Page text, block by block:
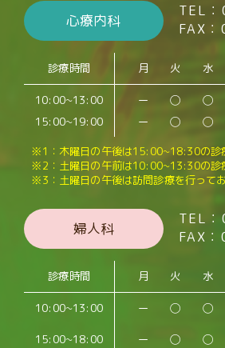
心療内科
TEL
FAX
診療時間 月 火 水
10:00~13:00
15:00~19:00
ー ◯ ◯
ー
◯ ◯
※1：木曜日の午後は15:00~18:30の診
※2：土曜日の午前は10:00~13:30の診
※3：土曜日の午後は訪問診療を行ってお
婦人科
TEL
FAX
診療時間 月 火 水
10:00~13:00 ー ◯ ◯
15:00~18:00 ー ◯ ◯